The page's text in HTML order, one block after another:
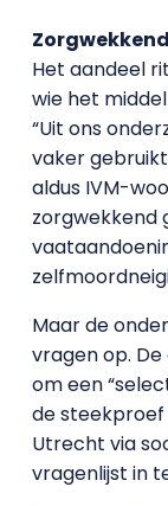
Zorgwekkend
Het aandeel
wie het
“Uit ons
vaker
aldus IVM-
zorgwekkend
Maar de
vragen op.
om een
de
Utrecht via
vragenlijst in